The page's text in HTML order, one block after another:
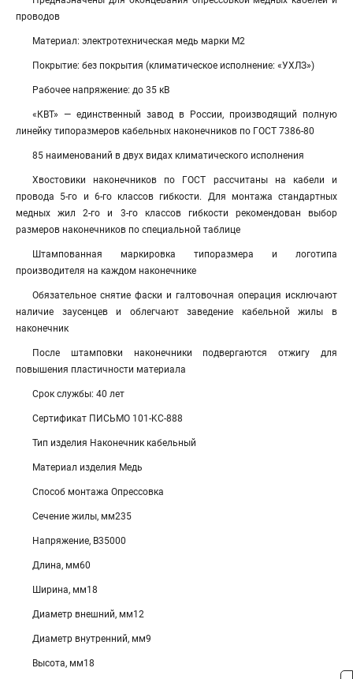
про­во­дов
Материал: электротехническая медь мар­ки М2
Покрытие: без покрытия (климатическое исполнение: «УХЛЗ»)
Рабочее напряжение: до 35 кВ
«КВТ» — единственный завод в России, производящий полную
линейку типоразмеров кабельных наконечников по ГОСТ 7386-80
85 наименований в двух видах климатического исполнения
Хвостовики наконечников по ГОСТ рассчитаны на кабели и
провода 5-го и 6-го классов гибкости. Для монтажа стандартных
медных жил 2-го и 3-го классов гибкости рекомендован выбор
размеров наконечников по специальной таблице
Штампованная маркировка типоразмера и логотипа
производителя на каждом наконечнике
Обязательное снятие фаски и галтовочная операция исключают
наличие заусенцев и облегчают заведение кабельной жилы в
наконечник
После штамповки наконечники подвергаются отжигу для
повышения пластичности материала
Срок службы: 40 лет
Сертификат ПИСЬМО 101-KC-888
Тип изделия Наконечник кабельный
Материал изделия Медь
Способ монтажа Опрессовка
Сечение жилы, мм235
Напряжение, В35000
Длина, мм60
Ширина, мм18
Диаметр внешний, мм12
Диаметр внутренний, мм9
Высота, мм18